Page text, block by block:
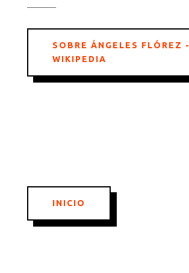
SOBRE ÁNGELES FLÓREZ -
WIKIPEDIA
INICIO